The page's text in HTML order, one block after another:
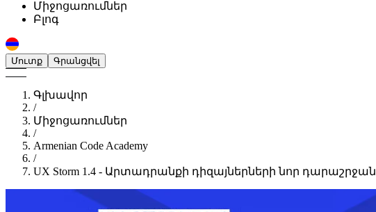
Միջոցառումներ
Բլոգ
Մուտք Գրանցվել
Գլխավոր
/
Միջոցառումներ
/
Armenian Code Academy
/
UX Storm 1.4 - Արտադրանքի դիզայներների նոր դարաշրջան